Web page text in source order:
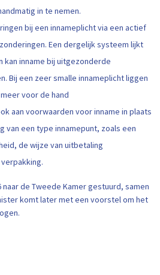
in te nemen.
bij een innameplicht via een actief
Een dergelijk systeem lijkt
inname bij uitgezonderde
Bij een zeer smalle innameplicht liggen
voor de hand
aan voorwaarden voor inname in plaats
van een type innamepunt, zoals een
de wijze van uitbetaling
de Tweede Kamer gestuurd, samen
komt later met een voorstel om het